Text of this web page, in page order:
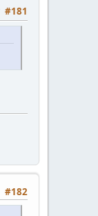
#181
#182